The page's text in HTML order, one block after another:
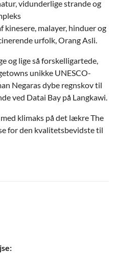
vidunderlige strande og
malayer, hinduer og
urfolk, Orang Asli.
og lige så forskelligartede,
unikke UNESCO-
Negaras dybe regnskov til
ved Datai Bay på Langkawi.
klimaks på det lækre The
for den kvalitetsbevidste til